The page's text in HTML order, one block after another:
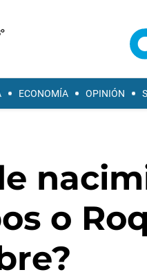
ECONOMÍA OPINIÓN
o